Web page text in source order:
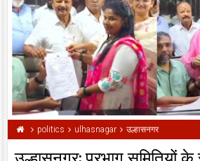
politics ulhasnagar उल्हासनगर
उल्हासनगर: प्रभाग समितियों